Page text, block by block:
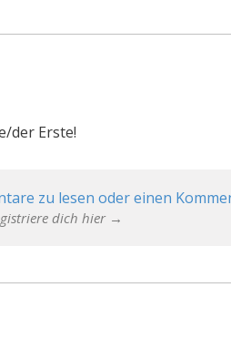
der Erste!
zu lesen oder einen
dich hier →